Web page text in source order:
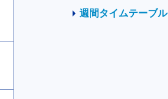
週間タイムテーブル